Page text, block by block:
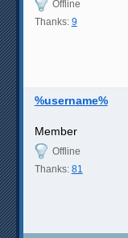
Offline
Thanks: 9
%username%
Member
Offline
Thanks: 81